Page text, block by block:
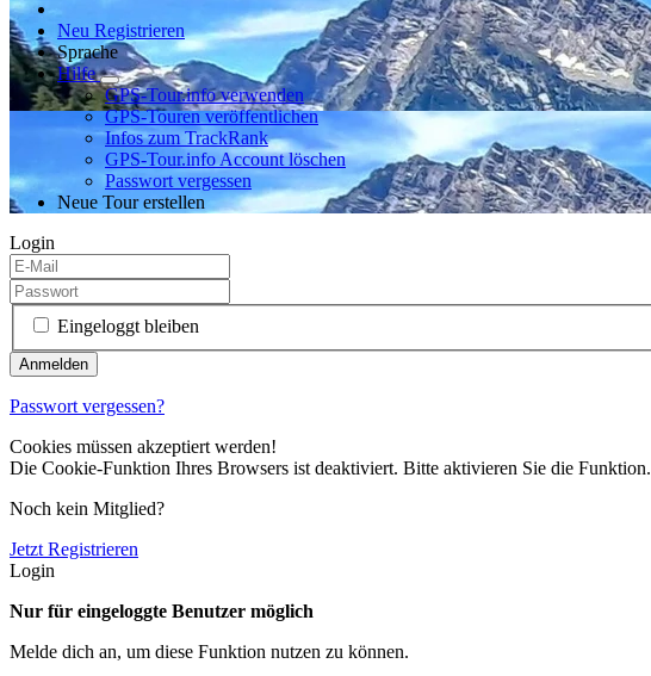
Neu Registrieren
Sprache
Hilfe
GPS-Tour.info verwenden
GPS-Touren veröffentlichen
Infos zum TrackRank
GPS-Tour.info Account löschen
Passwort vergessen
Neue Tour erstellen
Login
Eingeloggt bleiben
Passwort vergessen?
Cookies müssen akzeptiert werden!
Die Cookie-Funktion Ihres Browsers ist deaktiviert. Bitte aktivieren Sie die Funktion.
Noch kein Mitglied?
Jetzt Registrieren
Login
Nur für eingeloggte Benutzer möglich
Melde dich an, um diese Funktion nutzen zu können.